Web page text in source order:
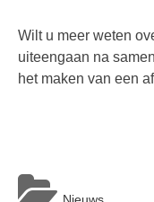
Wilt u meer weten
uiteengaan na
het maken van een